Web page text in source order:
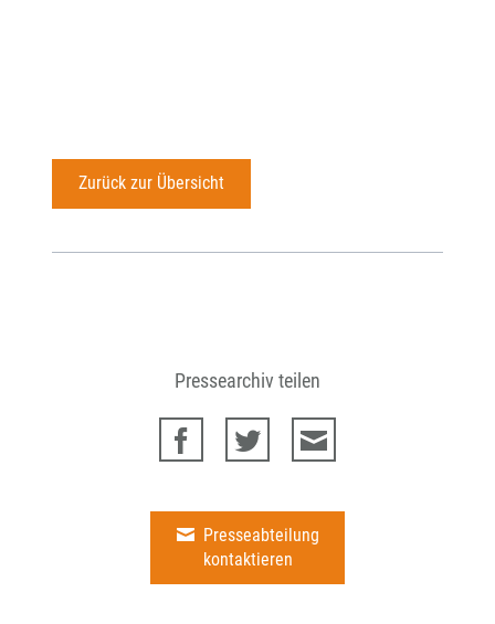
Zurück zur Übersicht
Pressearchiv teilen
Presseabteilung
kontaktieren